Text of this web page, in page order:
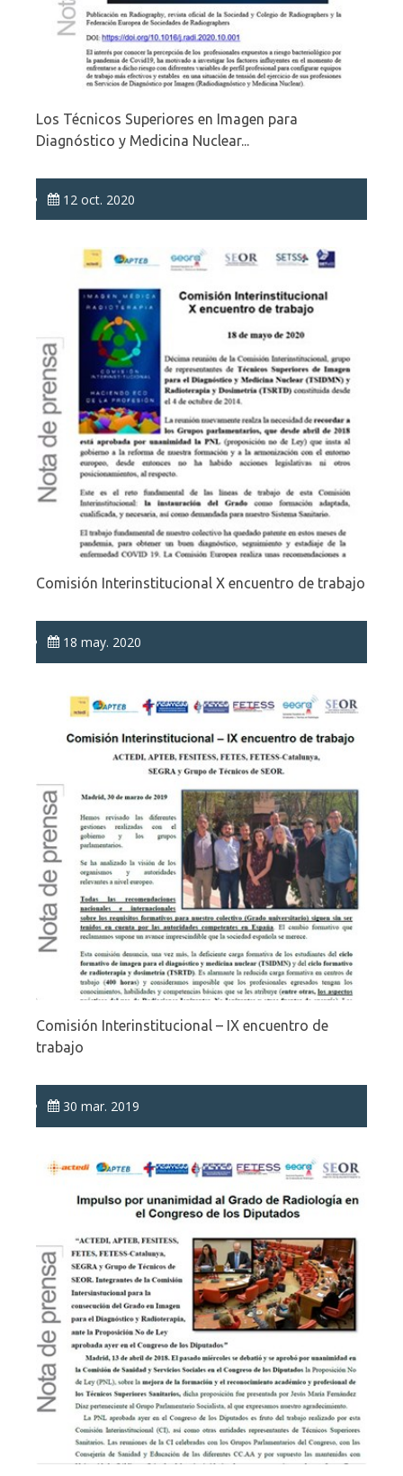
Los Técnicos Superiores en Imagen para
Diagnóstico y Medicina Nuclear...
12 oct. 2020
Comisión Interinstitucional X encuentro de trabajo
18 may. 2020
Comisión Interinstitucional – IX encuentro de
trabajo
30 mar. 2019